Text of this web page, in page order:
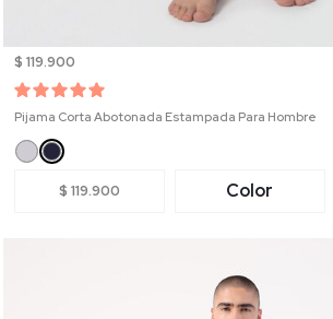
$ 119.900
Pijama Corta Abotonada Estampada Para Hombre
$ 119.900 Color